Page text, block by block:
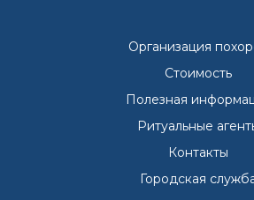
Организация
Стоимость
Полезная
Ритуальные
Контакты
Городская